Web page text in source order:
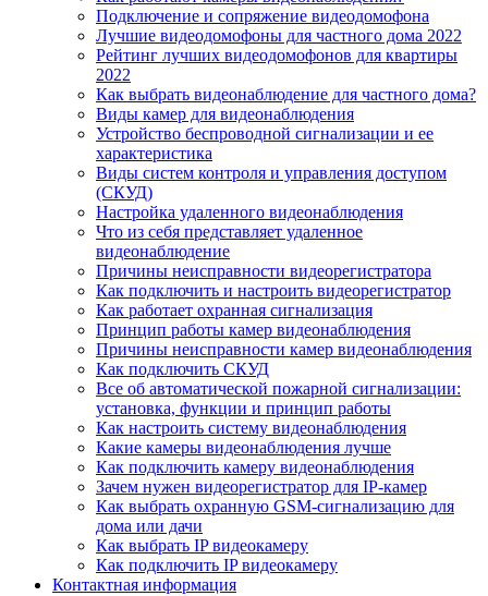
Подключение и сопряжение видеодомофона
Лучшие видеодомофоны для частного дома 2022
Рейтинг лучших видеодомофонов для квартиры
2022
Как выбрать видеонаблюдение для частного дома?
Виды камер для видеонаблюдения
Устройство беспроводной сигнализации и ее
характеристика
Виды систем контроля и управления доступом
(СКУД)
Настройка удаленного видеонаблюдения
Что из себя представляет удаленное
видеонаблюдение
Причины неисправности видеорегистратора
Как подключить и настроить видеорегистратор
Как работает охранная сигнализация
Принцип работы камер видеонаблюдения
Причины неисправности камер видеонаблюдения
Как подключить СКУД
Все об автоматической пожарной сигнализации:
установка, функции и принцип работы
Как настроить систему видеонаблюдения
Какие камеры видеонаблюдения лучше
Как подключить камеру видеонаблюдения
Зачем нужен видеорегистратор для IP-камер
Как выбрать охранную GSM-сигнализацию для
дома или дачи
Как выбрать IP видеокамеру
Как подключить IP видеокамеру
Контактная информация